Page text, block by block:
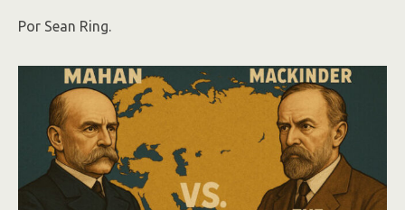
Por Sean Ring.